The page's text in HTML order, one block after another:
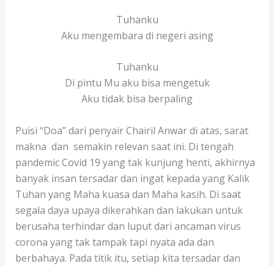
Tuhanku
Aku mengembara di negeri asing
Tuhanku
Di pintu Mu aku bisa mengetuk
Aku tidak bisa berpaling
Puisi “Doa” dari penyair Chairil Anwar di atas, sarat
makna dan semakin relevan saat ini. Di tengah
pandemic Covid 19 yang tak kunjung henti, akhirnya
banyak insan tersadar dan ingat kepada yang Kalik
Tuhan yang Maha kuasa dan Maha kasih. Di saat
segala daya upaya dikerahkan dan lakukan untuk
berusaha terhindar dan luput dari ancaman virus
corona yang tak tampak tapi nyata ada dan
berbahaya. Pada titik itu, setiap kita tersadar dan